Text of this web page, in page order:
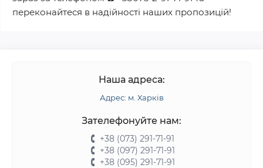
переконайтеся в надійності наших пропозицій!
Наша адреса:
Адрес: м. Харків
Зателефонуйте нам:
+38 (073) 291-71-91
+38 (097) 291-71-91
+38 (095) 291-71-91